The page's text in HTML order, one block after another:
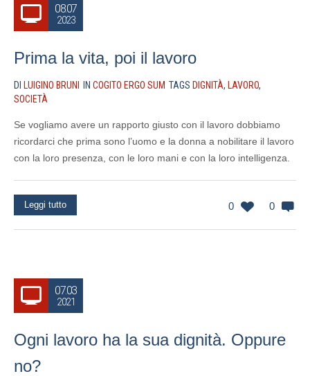
08.07
2023
Prima la vita, poi il lavoro
DI LUIGINO BRUNI IN COGITO ERGO SUM TAGS DIGNITÀ, LAVORO,
SOCIETÀ
Se vogliamo avere un rapporto giusto con il lavoro dobbiamo
ricordarci che prima sono l’uomo e la donna a nobilitare il lavoro
con la loro presenza, con le loro mani e con la loro intelligenza.
0 0
Leggi tutto
07.03
2021
Ogni lavoro ha la sua dignità. Oppure
no?